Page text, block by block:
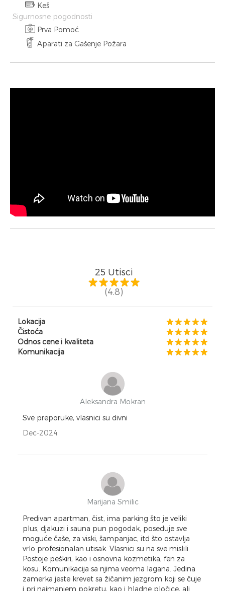
Keš
Sigurnosne pogodnosti
Prva Pomoć
Aparati za Gašenje Požara
25 Utisci
(4.8)
Lokacija
Čistoća
Odnos cene i kvaliteta
Komunikacija
Aleksandra Mokran
Sve preporuke, vlasnici su divni
Dec-2024
Marijana Smilic
Predivan apartman, čist, ima parking što je veliki
plus, djakuzi i sauna pun pogodak, poseduje sve
moguće čaše, za viski, šampanjac, itd što ostavlja
vrlo profesionalan utisak. Vlasnici su na sve mislili.
Postoje peškiri, kao i osnovna kozmetika, fen za
kosu. Komunikacija sa njima veoma lagana. Jedina
zamerka jeste krevet sa žičanim jezgrom koji se čuje
i pri najmanjem pokretu, kao i hladne pločice, ali